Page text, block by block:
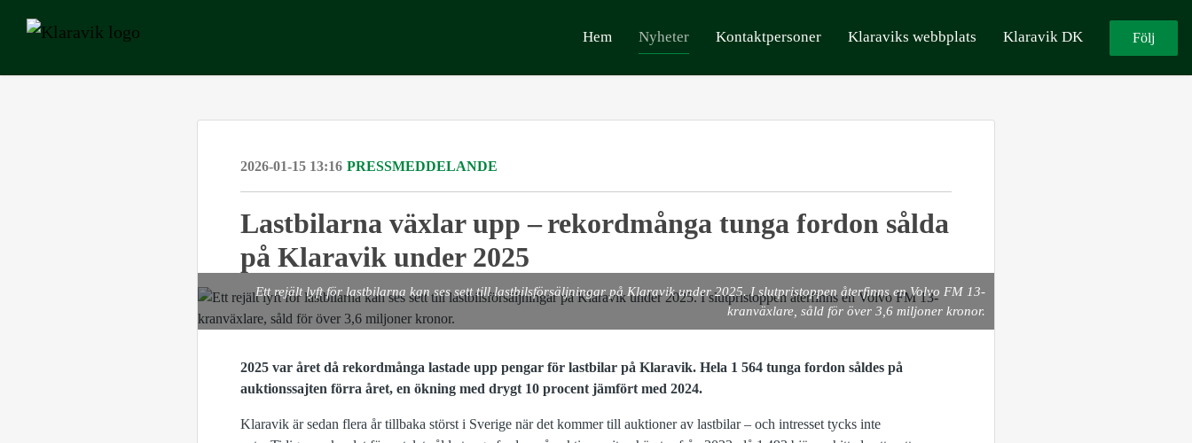
Hem Nyheter Kontaktpersoner Klaraviks webbplats Klaravik DK Följ
2026-01-15 13:16 PRESSMEDDELANDE
Lastbilarna växlar upp – rekordmånga tunga fordon sålda
på Klaravik under 2025
Ett rejält lyft för lastbilarna kan ses sett till lastbilsförsäljningar på Klaravik under 2025. I slutpristoppen återfinns en Volvo FM 13-
kranväxlare, såld för över 3,6 miljoner kronor.
2025 var året då rekordmånga lastade upp pengar för lastbilar på Klaravik. Hela 1 564 tunga fordon såldes på
auktionssajten förra året, en ökning med drygt 10 procent jämfört med 2024.
Klaravik är sedan flera år tillbaka störst i Sverige när det kommer till auktioner av lastbilar – och intresset tycks inte